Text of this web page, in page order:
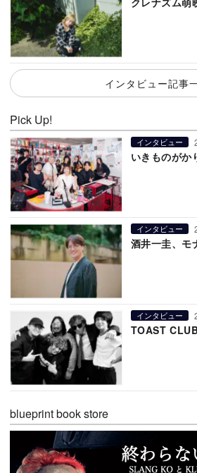
インタビュー記事
Pick Up!
インタビュー
いきものが
インタビュー
酒井一圭、モ
インタビュー
TOAST
blueprint book store